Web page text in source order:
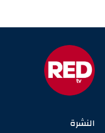
النشرة